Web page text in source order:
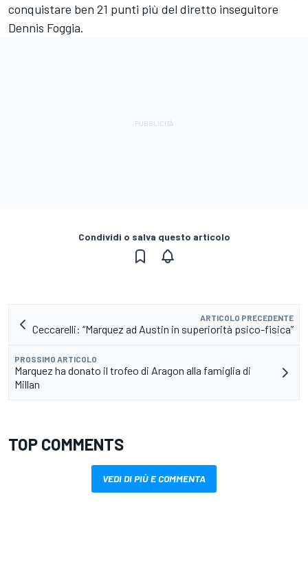
conquistare ben 21 punti più del diretto inseguitore
Dennis Foggia.
Condividi o salva questo articolo
ARTICOLO PRECEDENTE
Ceccarelli: “Marquez ad Austin in superiorità psico-fisica”
PROSSIMO ARTICOLO
Marquez ha donato il trofeo di Aragon alla famiglia di
Millan
TOP COMMENTS
VEDI DI PIÙ E COMMENTA